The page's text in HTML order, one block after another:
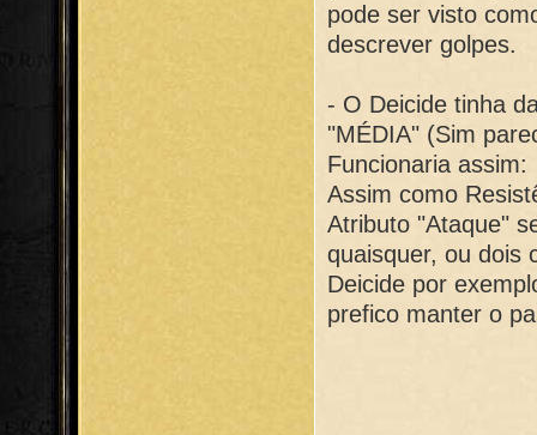
pode ser visto
descrever golpes.
- O Deicide tinha
"MÉDIA" (Sim
Funcionaria assim:
Assim como
Atributo "Ataque"
quaisquer, ou dois
Deicide por
prefico manter o